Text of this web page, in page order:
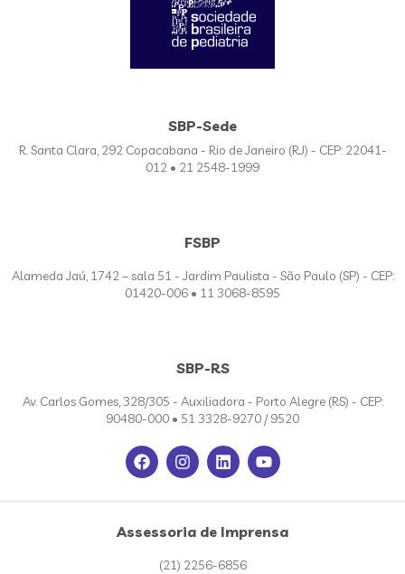
SBP-Sede
R. Santa Clara, 292 Copacabana - Rio de Janeiro (RJ) - CEP: 22041-
012 • 21 2548-1999
FSBP
Alameda Jaú, 1742 – sala 51 - Jardim Paulista - São Paulo (SP) - CEP:
01420-006 • 11 3068-8595
SBP-RS
Av. Carlos Gomes, 328/305 - Auxiliadora - Porto Alegre (RS) - CEP:
90480-000 • 51 3328-9270 / 9520
Assessoria de Imprensa
(21) 2256-6856